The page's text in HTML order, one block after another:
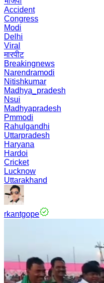
Accident
Congress
Modi
Delhi
Viral
मारपीट
Breakingnews
Narendramodi
Nitishkumar
Madhya_pradesh
Nsui
Madhyapradesh
Pmmodi
Rahulgandhi
Uttarpradesh
Haryana
Hardoi
Cricket
Lucknow
Uttarakhand
rkantgope